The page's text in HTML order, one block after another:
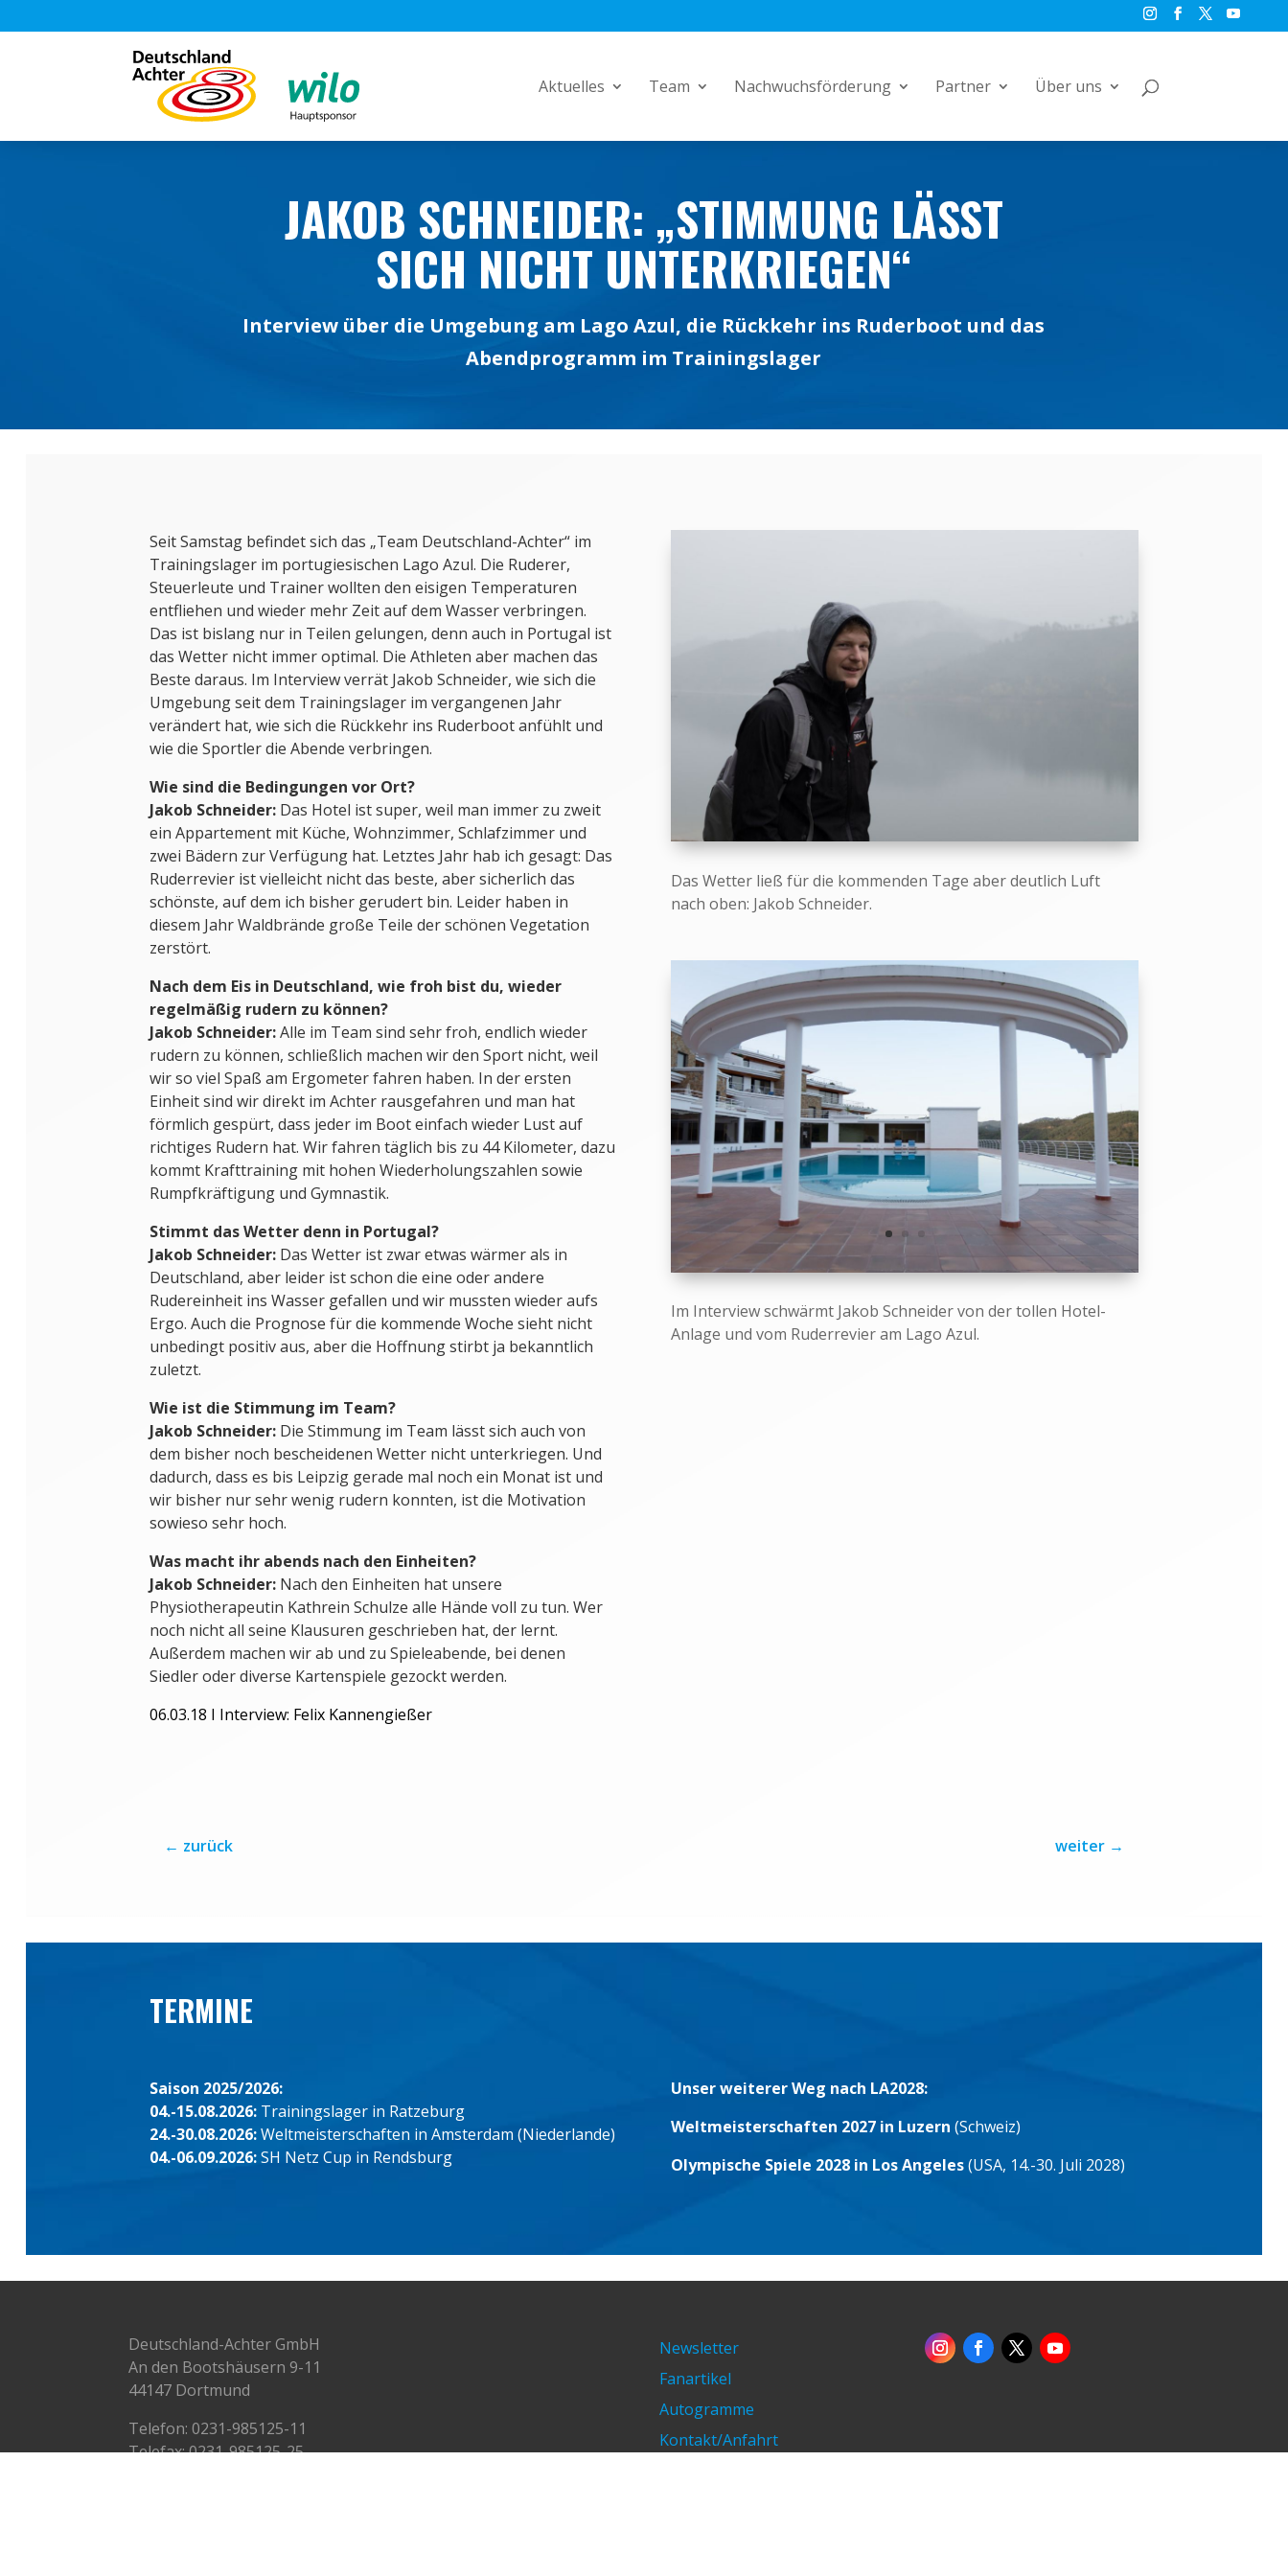
Aktuelles Team Nachwuchsförderung Partner Über uns
JAKOB SCHNEIDER: „STIMMUNG LÄSST
SICH NICHT UNTERKRIEGEN“
Interview über die Umgebung am Lago Azul, die Rückkehr ins Ruderboot und das
Abendprogramm im Trainingslager
Seit Samstag befindet sich das „Team Deutschland-Achter“ im
Trainingslager im portugiesischen Lago Azul. Die Ruderer,
Steuerleute und Trainer wollten den eisigen Temperaturen
entfliehen und wieder mehr Zeit auf dem Wasser verbringen.
Das ist bislang nur in Teilen gelungen, denn auch in Portugal ist
das Wetter nicht immer optimal. Die Athleten aber machen das
Beste daraus. Im Interview verrät Jakob Schneider, wie sich die
Umgebung seit dem Trainingslager im vergangenen Jahr
verändert hat, wie sich die Rückkehr ins Ruderboot anfühlt und
wie die Sportler die Abende verbringen.
Wie sind die Bedingungen vor Ort?
Jakob Schneider:Das Hotel ist super, weil man immer zu zweit
ein Appartement mit Küche, Wohnzimmer, Schlafzimmer und
zwei Bädern zur Verfügung hat. Letztes Jahr hab ich gesagt: Das
Ruderrevier ist vielleicht nicht das beste, aber sicherlich das
schönste, auf dem ich bisher gerudert bin. Leider haben in
diesem Jahr Waldbrände große Teile der schönen Vegetation
zerstört.
Nach dem Eis in Deutschland, wie froh bist du, wieder
regelmäßig rudern zu können?
Jakob Schneider:Alle im Team sind sehr froh, endlich wieder
rudern zu können, schließlich machen wir den Sport nicht, weil
wir so viel Spaß am Ergometer fahren haben. In der ersten
Einheit sind wir direkt im Achter rausgefahren und man hat
förmlich gespürt, dass jeder im Boot einfach wieder Lust auf
richtiges Rudern hat. Wir fahren täglich bis zu 44 Kilometer, dazu
kommt Krafttraining mit hohen Wiederholungszahlen sowie
Rumpfkräftigung und Gymnastik.
Stimmt das Wetter denn in Portugal?
Jakob Schneider:Das Wetter ist zwar etwas wärmer als in
Deutschland, aber leider ist schon die eine oder andere
Rudereinheit ins Wasser gefallen und wir mussten wieder aufs
Ergo. Auch die Prognose für die kommende Woche sieht nicht
unbedingt positiv aus, aber die Hoffnung stirbt ja bekanntlich
zuletzt.
Wie ist die Stimmung im Team?
Jakob Schneider:Die Stimmung im Team lässt sich auch von
dem bisher noch bescheidenen Wetter nicht unterkriegen. Und
dadurch, dass es bis Leipzig gerade mal noch ein Monat ist und
wir bisher nur sehr wenig rudern konnten, ist die Motivation
sowieso sehr hoch.
Was macht ihr abends nach den Einheiten?
Jakob Schneider:Nach den Einheiten hat unsere
Physiotherapeutin Kathrein Schulze alle Hände voll zu tun. Wer
noch nicht all seine Klausuren geschrieben hat, der lernt.
Außerdem machen wir ab und zu Spieleabende, bei denen
Siedler oder diverse Kartenspiele gezockt werden.
06.03.18 I Interview: Felix Kannengießer
Das Wetter ließ für die kommenden Tage aber deutlich Luft
nach oben: Jakob Schneider.
Im Interview schwärmt Jakob Schneider von der tollen Hotel-
Anlage und vom Ruderrevier am Lago Azul.
← zurück weiter →
TERMINE
Saison 2025/2026:
04.-15.08.2026: Trainingslager in Ratzeburg
24.-30.08.2026:Weltmeisterschaften in Amsterdam (Niederlande)
04.-06.09.2026:SH Netz Cup in Rendsburg
Unser weiterer Weg nach LA2028:
Weltmeisterschaften 2027 in Luzern (Schweiz)
Olympische Spiele 2028 in Los Angeles(USA, 14.-30. Juli 2028)
Deutschland-Achter GmbH
An den Bootshäusern 9-11
44147 Dortmund
Telefon: 0231-985125-11
Telefax: 0231-985125-25
Newsletter
Fanartikel
Autogramme
Kontakt/Anfahrt